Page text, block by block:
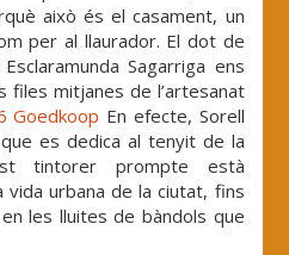
això és el casament, un
per al llaurador. El dot de
Sagarriga ens
files mitjanes de l’artesanat
Goedkoop En efecte, Sorell
es dedica al tenyit de la
tintorer prompte està
urbana de la ciutat, fins
les lluites de bàndols que